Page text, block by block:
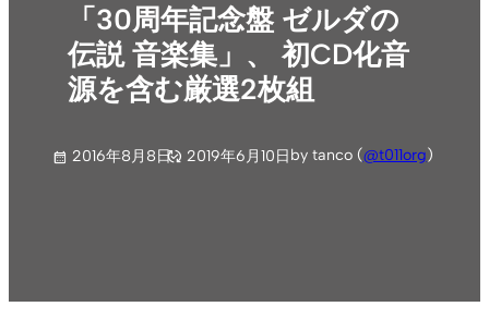
「30周年記念盤 ゼルダの
伝説 音楽集」、 初CD化音
源を含む厳選2枚組
2016年8月8日 2019年6月10日by tanco (@t011org)